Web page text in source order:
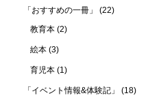
「おすすめの一冊」
(22)
教育本 (2)
絵本 (3)
育児本 (1)
「イベント情報&体験記」 (18)